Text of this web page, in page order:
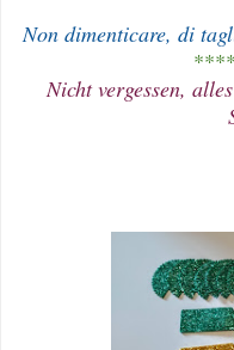
Non dimenticare, di
Nicht vergessen,